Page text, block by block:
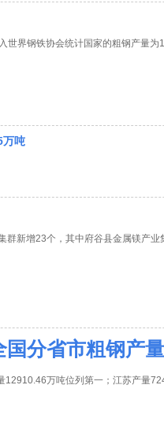
世界钢铁协会统计国家的粗钢产量
万吨
群新增23个，其中府谷县金属镁产业
国分省市粗钢产
12910.46万吨位列第一；江苏产量